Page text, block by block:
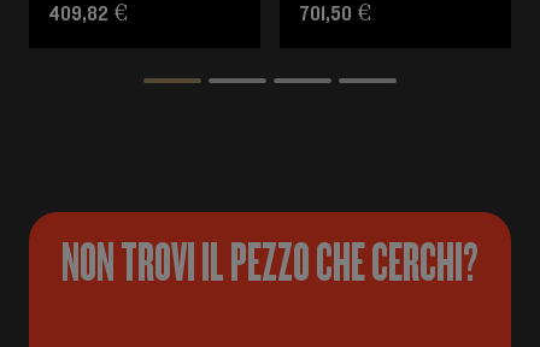
409,82 € 701,50 €
NON TROVI IL PEZZO CHE CERCHI?